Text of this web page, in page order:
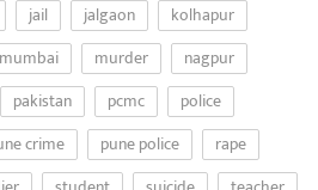
jail jalgaon
kolhapur
mumbai murder
nagpur
pakistan pcmc
police
crime pune police
rape